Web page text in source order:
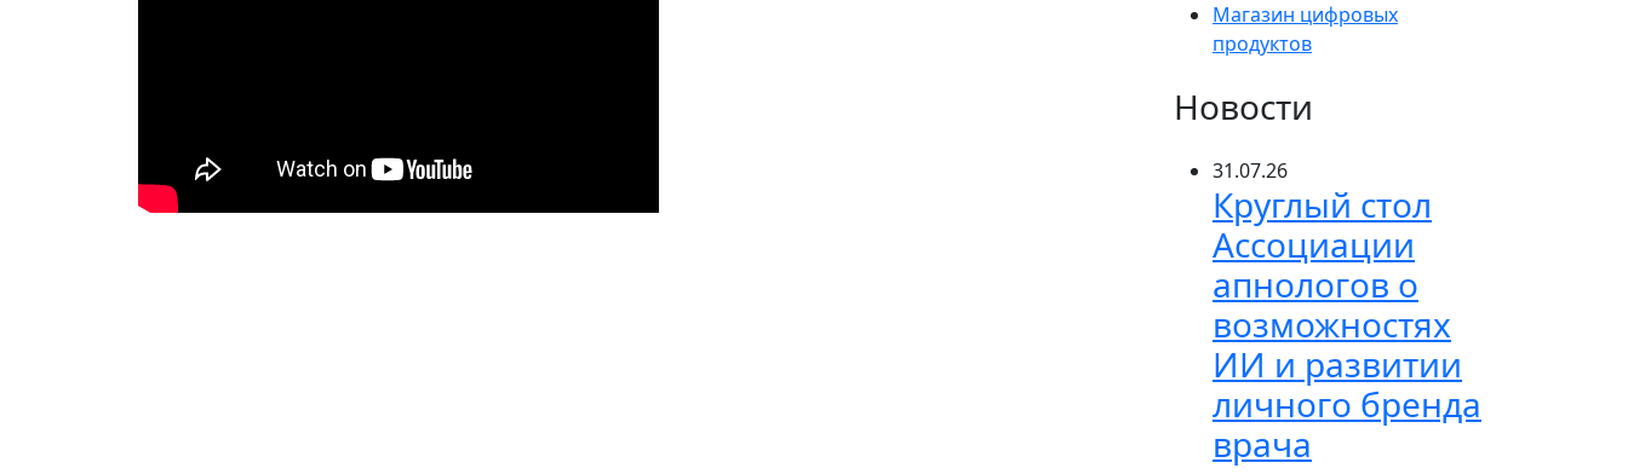
Магазин цифровых
продуктов
Новости
31.07.26
Круглый стол
Ассоциации
апнологов о
возможностях
ИИ и развитии
личного бренда
врача